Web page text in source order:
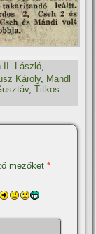
II. László,
Károly, Mandl
,Titkos
mezőket*